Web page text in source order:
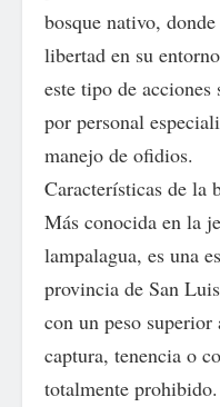
bosque nativo,
libertad en su
este tipo de acciones
por personal
manejo de ofidios.
Características de la
Más conocida en la
lampalagua, es una
provincia de San
con un peso
captura, tenencia o
totalmente prohibido.